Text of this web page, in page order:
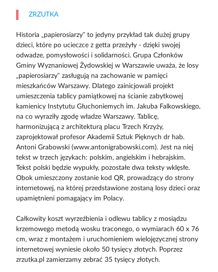
ZRZUTKA
Historia „papierosiarzy” to jedyny przykład tak dużej grupy
dzieci, które po ucieczce z getta przeżyły - dzięki swojej
odwadze, pomysłowości i solidarności. Grupa Członków
Gminy Wyznaniowej Żydowskiej w Warszawie uważa, że losy
„papierosiarzy” zasługują na zachowanie w pamięci
mieszkańców Warszawy. Dlatego zainicjowali projekt
umieszczenia tablicy pamiątkowej na ścianie zabytkowej
kamienicy Instytutu Głuchoniemych im. Jakuba Falkowskiego,
na co wyraziły zgodę władze Warszawy. Tablicę,
harmonizującą z architekturą placu Trzech Krzyży,
zaprojektował profesor Akademii Sztuk Pięknych dr hab.
Antoni Grabowski (www.antonigrabowski.com). Jest na niej
tekst w trzech językach: polskim, angielskim i hebrajskim.
Tekst polski będzie wypukły, pozostałe dwa teksty wklęsłe.
Obok umieszczony zostanie kod QR, prowadzący do strony
internetowej, na której przedstawione zostaną losy dzieci oraz
upamiętnieni pomagający im Polacy.
Całkowity koszt wyrzeźbienia i odlewu tablicy z mosiądzu
krzemowego metodą wosku traconego, o wymiarach 60 x 76
cm, wraz z montażem i uruchomieniem wielojęzycznej strony
internetowej wyniesie około 50 tysięcy złotych. Poprzez
zrzutka.pl zamierzamy zebrać 35 tysięcy złotych.